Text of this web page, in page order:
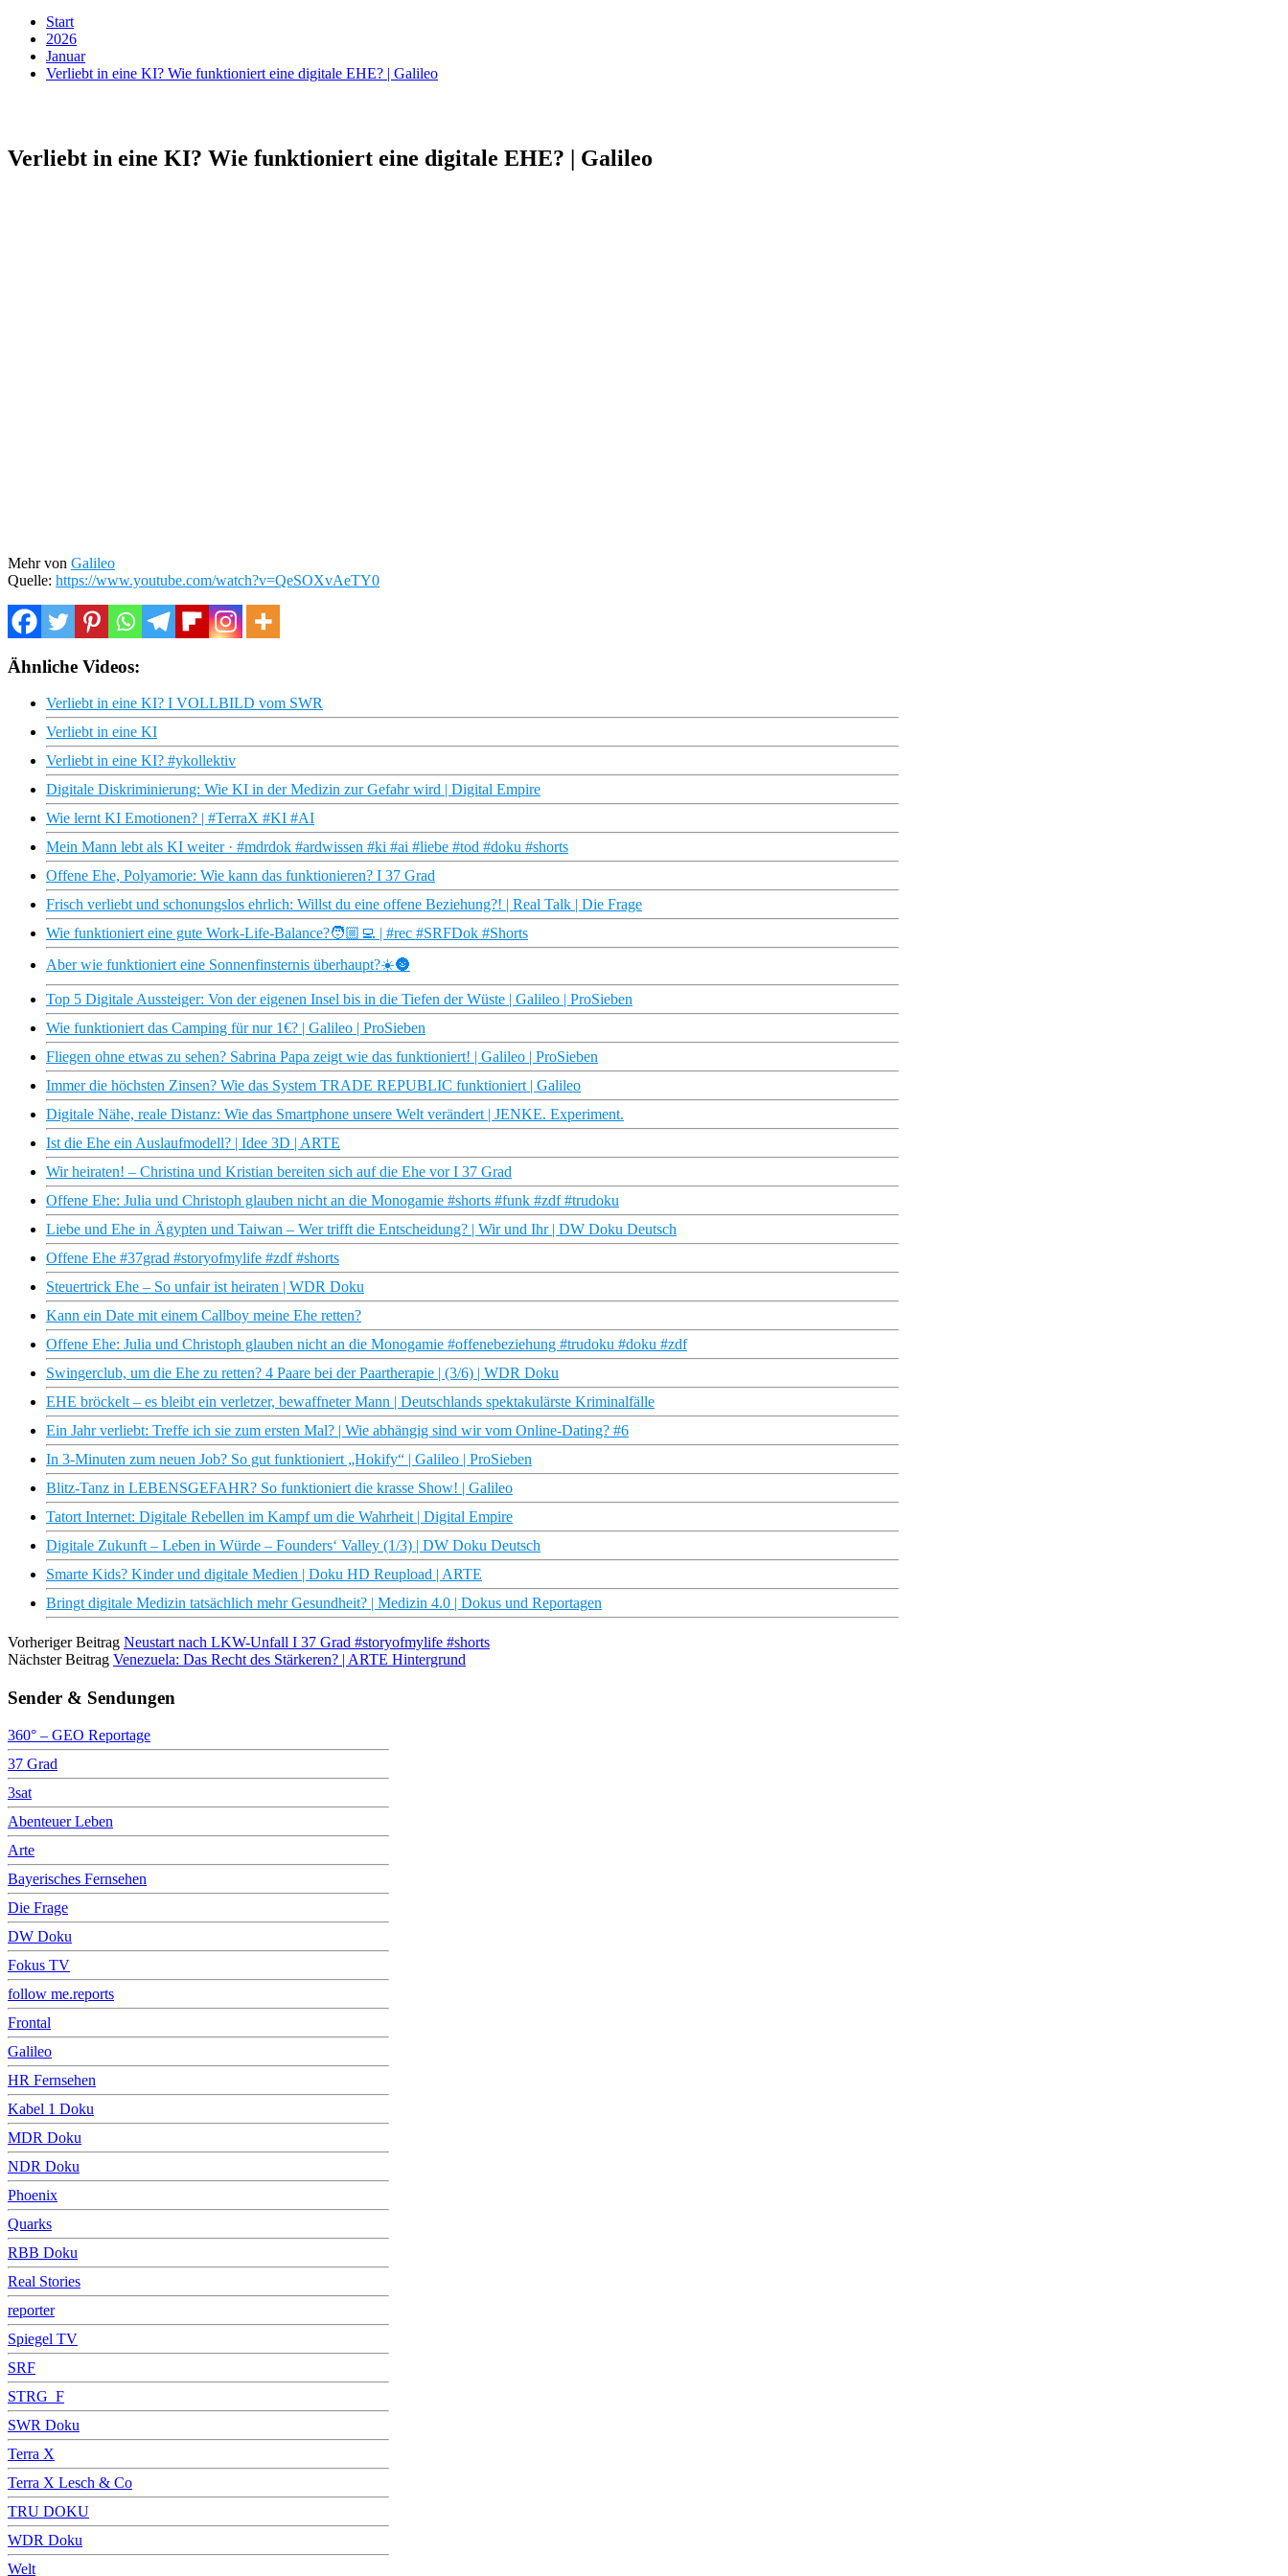
Start
2026
Januar
Verliebt in eine KI? Wie funktioniert eine digitale EHE? | Galileo
Verliebt in eine KI? Wie funktioniert eine digitale EHE? | Galileo
Mehr von Galileo
Quelle: https://www.youtube.com/watch?v=QeSOXvAeTY0
Ähnliche Videos:
Verliebt in eine KI? I VOLLBILD vom SWR
Verliebt in eine KI
Verliebt in eine KI? #ykollektiv
Digitale Diskriminierung: Wie KI in der Medizin zur Gefahr wird | Digital Empire
Wie lernt KI Emotionen? | #TerraX #KI #AI
Mein Mann lebt als KI weiter · #mdrdok #ardwissen #ki #ai #liebe #tod #doku #shorts
Offene Ehe, Polyamorie: Wie kann das funktionieren? I 37 Grad
Frisch verliebt und schonungslos ehrlich: Willst du eine offene Beziehung?! | Real Talk | Die Frage
Wie funktioniert eine gute Work-Life-Balance?🧑🏼‍💻 | #rec #SRFDok #Shorts
Aber wie funktioniert eine Sonnenfinsternis überhaupt?☀️🌚
Top 5 Digitale Aussteiger: Von der eigenen Insel bis in die Tiefen der Wüste | Galileo | ProSieben
Wie funktioniert das Camping für nur 1€? | Galileo | ProSieben
Fliegen ohne etwas zu sehen? Sabrina Papa zeigt wie das funktioniert! | Galileo | ProSieben
Immer die höchsten Zinsen? Wie das System TRADE REPUBLIC funktioniert | Galileo
Digitale Nähe, reale Distanz: Wie das Smartphone unsere Welt verändert | JENKE. Experiment.
Ist die Ehe ein Auslaufmodell? | Idee 3D | ARTE
Wir heiraten! – Christina und Kristian bereiten sich auf die Ehe vor I 37 Grad
Offene Ehe: Julia und Christoph glauben nicht an die Monogamie #shorts #funk #zdf #trudoku
Liebe und Ehe in Ägypten und Taiwan – Wer trifft die Entscheidung? | Wir und Ihr | DW Doku Deutsch
Offene Ehe #37grad #storyofmylife #zdf #shorts
Steuertrick Ehe – So unfair ist heiraten | WDR Doku
Kann ein Date mit einem Callboy meine Ehe retten?
Offene Ehe: Julia und Christoph glauben nicht an die Monogamie #offenebeziehung #trudoku #doku #zdf
Swingerclub, um die Ehe zu retten? 4 Paare bei der Paartherapie | (3/6) | WDR Doku
EHE bröckelt – es bleibt ein verletzer, bewaffneter Mann | Deutschlands spektakulärste Kriminalfälle
Ein Jahr verliebt: Treffe ich sie zum ersten Mal? | Wie abhängig sind wir vom Online-Dating? #6
In 3-Minuten zum neuen Job? So gut funktioniert „Hokify“ | Galileo | ProSieben
Blitz-Tanz in LEBENSGEFAHR? So funktioniert die krasse Show! | Galileo
Tatort Internet: Digitale Rebellen im Kampf um die Wahrheit | Digital Empire
Digitale Zukunft – Leben in Würde – Founders‘ Valley (1/3) | DW Doku Deutsch
Smarte Kids? Kinder und digitale Medien | Doku HD Reupload | ARTE
Bringt digitale Medizin tatsächlich mehr Gesundheit? | Medizin 4.0 | Dokus und Reportagen
Vorheriger Beitrag Neustart nach LKW-Unfall I 37 Grad #storyofmylife #shorts
Nächster Beitrag Venezuela: Das Recht des Stärkeren? | ARTE Hintergrund
Sender & Sendungen
360° – GEO Reportage
37 Grad
3sat
Abenteuer Leben
Arte
Bayerisches Fernsehen
Die Frage
DW Doku
Fokus TV
follow me.reports
Frontal
Galileo
HR Fernsehen
Kabel 1 Doku
MDR Doku
NDR Doku
Phoenix
Quarks
RBB Doku
Real Stories
reporter
Spiegel TV
SRF
STRG_F
SWR Doku
Terra X
Terra X Lesch & Co
TRU DOKU
WDR Doku
Welt